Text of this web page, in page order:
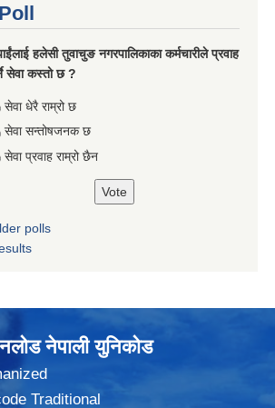
Poll
हलेसी तुवाचुङ नगरपालिकाका कर्मचारीले प्रवाह
सेवा कस्तो छ ?
सेवा धेरै राम्रो छ
सेवा सन्तोषजनक छ
सेवा प्रवाह राम्रो छैन
polls
नेपाली युनिकोड
Traditional